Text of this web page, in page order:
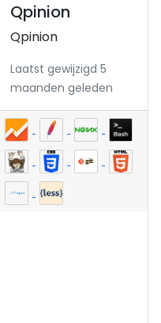
Qpinion
Qpinion
Laatst gewijzigd 5
maanden geleden